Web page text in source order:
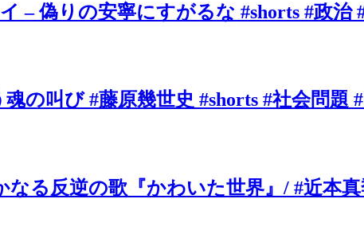
– 偽りの安寧にすがるな #shorts #政治
の叫び #藤原幾世史 #shorts #社会問題
る反逆の歌『かわいた世界』/ #近本真